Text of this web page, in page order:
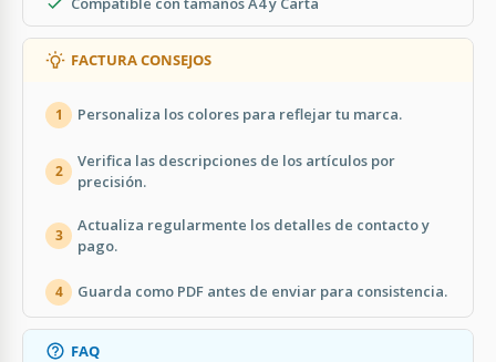
FACTURA CONSEJOS
1 Personaliza los colores para reflejar tu marca.
2
Verifica las descripciones de los artículos por
precisión.
3
Actualiza regularmente los detalles de contacto y
pago.
4 Guarda como PDF antes de enviar para consistencia.
FAQ